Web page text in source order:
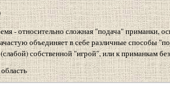
- относительно сложная "подача" приманки,
объединяет в себе различные способы
собственной "игрой", или к приманкам